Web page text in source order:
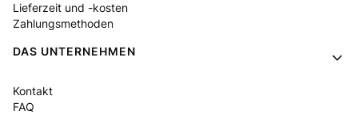
Lieferzeit und -kosten
Zahlungsmethoden
DAS UNTERNEHMEN
Kontakt
FAQ